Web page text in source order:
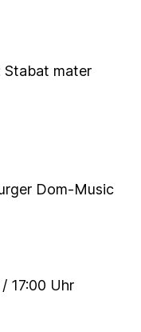
Stabat mater
Dom-Music
/ 17:00 Uhr